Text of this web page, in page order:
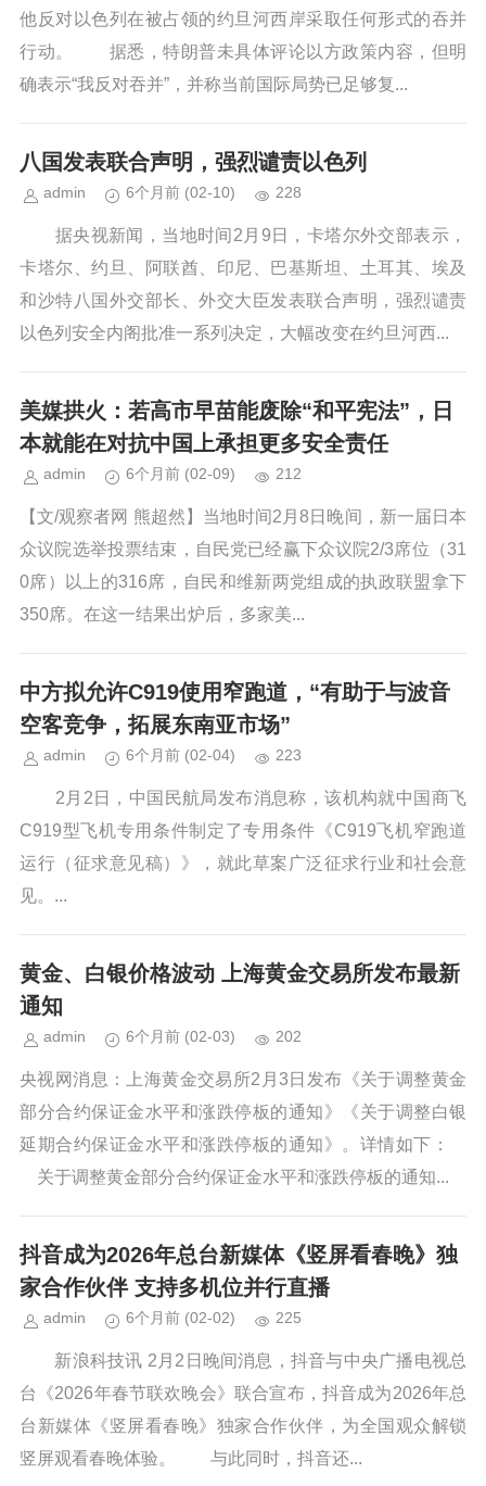
他反对以色列在被占领的约旦河西岸采取任何形式的吞并
行动。 据悉，特朗普未具体评论以方政策内容，但明
确表示“我反对吞并”，并称当前国际局势已足够复...
八国发表联合声明，强烈谴责以色列
admin 6个月前 (02-10) 228
据央视新闻，当地时间2月9日，卡塔尔外交部表示，
卡塔尔、约旦、阿联酋、印尼、巴基斯坦、土耳其、埃及
和沙特八国外交部长、外交大臣发表联合声明，强烈谴责
以色列安全内阁批准一系列决定，大幅改变在约旦河西...
美媒拱火：若高市早苗能废除“和平宪法”，日
本就能在对抗中国上承担更多安全责任
admin 6个月前 (02-09) 212
【文/观察者网 熊超然】当地时间2月8日晚间，新一届日本
众议院选举投票结束，自民党已经赢下众议院2/3席位（31
0席）以上的316席，自民和维新两党组成的执政联盟拿下
350席。在这一结果出炉后，多家美...
中方拟允许C919使用窄跑道，“有助于与波音
空客竞争，拓展东南亚市场”
admin 6个月前 (02-04) 223
2月2日，中国民航局发布消息称，该机构就中国商飞
C919型飞机专用条件制定了专用条件《C919飞机窄跑道
运行（征求意见稿）》，就此草案广泛征求行业和社会意
见。...
黄金、白银价格波动 上海黄金交易所发布最新
通知
admin 6个月前 (02-03) 202
央视网消息：上海黄金交易所2月3日发布《关于调整黄金
部分合约保证金水平和涨跌停板的通知》《关于调整白银
延期合约保证金水平和涨跌停板的通知》。详情如下：
关于调整黄金部分合约保证金水平和涨跌停板的通知...
抖音成为2026年总台新媒体《竖屏看春晚》独
家合作伙伴 支持多机位并行直播
admin 6个月前 (02-02) 225
新浪科技讯 2月2日晚间消息，抖音与中央广播电视总
台《2026年春节联欢晚会》联合宣布，抖音成为2026年总
台新媒体《竖屏看春晚》独家合作伙伴，为全国观众解锁
竖屏观看春晚体验。 与此同时，抖音还...